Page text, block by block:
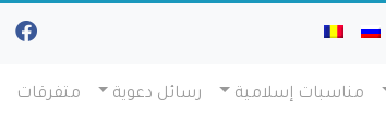
مناسبات إسلامية رسائل دعوية متفرقات